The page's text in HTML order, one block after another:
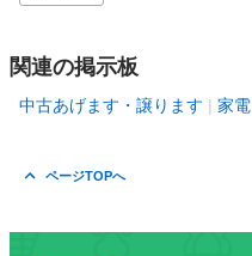
関連の掲示板
中古あげます・譲ります 家電
ページTOPへ